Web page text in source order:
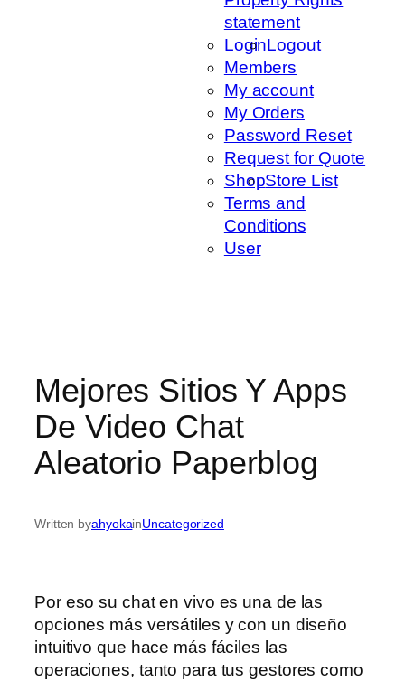
statement
LoginLogout
Members
My account
My Orders
Password Reset
Request for Quote
ShopStore List
Terms and
Conditions
User
Mejores Sitios Y Apps
De Video Chat
Aleatorio Paperblog
Written byahyokainUncategorized
Por eso su chat en vivo es una de las
opciones más versátiles y con un diseño
intuitivo que hace más fáciles las
operaciones, tanto para tus gestores como